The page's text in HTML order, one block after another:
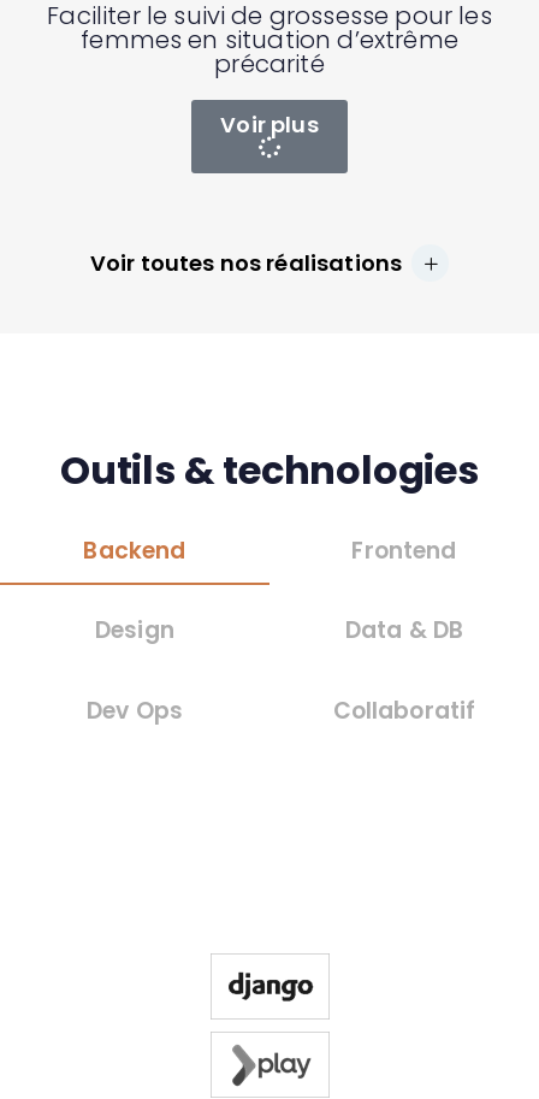
Faciliter le suivi de grossesse pour les
femmes en situation d’extrême
précarité
Voir plus
Voir toutes nos réalisations
Outils & technologies
Backend Frontend
Design Data & DB
Dev Ops Collaboratif